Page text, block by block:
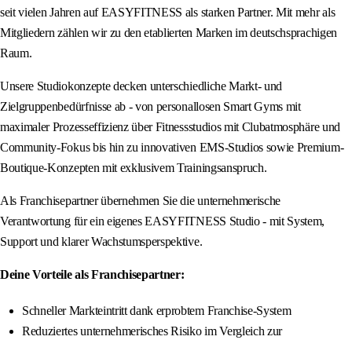
seit vielen Jahren auf EASYFITNESS als starken Partner. Mit mehr als
Mitgliedern zählen wir zu den etablierten Marken im deutschsprachigen
Raum.
Unsere Studiokonzepte decken unterschiedliche Markt- und
Zielgruppenbedürfnisse ab - von personallosen Smart Gyms mit
maximaler Prozesseffizienz über Fitnessstudios mit Clubatmosphäre und
Community-Fokus bis hin zu innovativen EMS-Studios sowie Premium-
Boutique-Konzepten mit exklusivem Trainingsanspruch.
Als Franchisepartner übernehmen Sie die unternehmerische
Verantwortung für ein eigenes EASYFITNESS Studio - mit System,
Support und klarer Wachstumsperspektive.
Deine Vorteile als Franchisepartner:
Schneller Markteintritt dank erprobtem Franchise-System
Reduziertes unternehmerisches Risiko im Vergleich zur